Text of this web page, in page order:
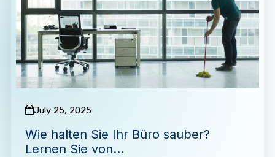
July 25, 2025
Wie halten Sie Ihr Büro sauber?
Lernen Sie von